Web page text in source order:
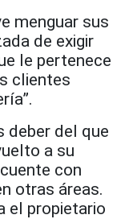
menguar sus
de exigir
le pertenece
clientes
deber del que
a su
con
otras áreas.
el propietario